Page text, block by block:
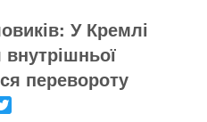
У Кремлі
перевороту